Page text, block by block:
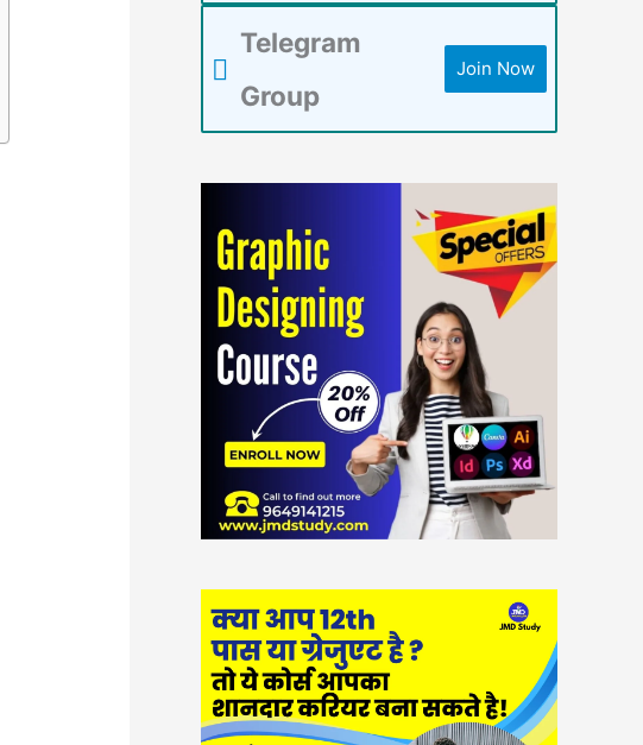
Telegram
Group
Join Now